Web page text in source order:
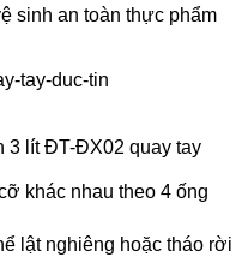
sinh an toàn thực phẩm
3 lít ĐT-ĐX02 quay tay
khác nhau theo 4 ống
lật nghiêng hoặc tháo rời